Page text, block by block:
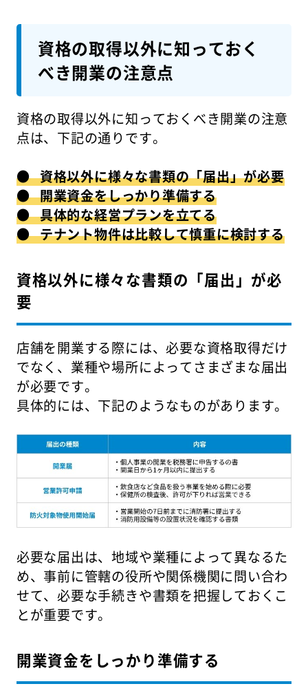
資格の取得以外に知っておく
べき開業の注意点
資格の取得以外に知っておくべき開業の注意
点は、下記の通りです。
● 資格以外に様々な書類の「届出」が必要
● 開業資金をしっかり準備する
● 具体的な経営プランを立てる
● テナント物件は比較して慎重に検討する
資格以外に様々な書類の「届出」が必
要
店舗を開業する際には、必要な資格取得だけ
でなく、業種や場所によってさまざまな届出
が必要です。
具体的には、下記のようなものがあります。
必要な届出は、地域や業種によって異なるた
め、事前に管轄の役所や関係機関に問い合わ
せて、必要な手続きや書類を把握しておくこ
とが重要です。
開業資金をしっかり準備する